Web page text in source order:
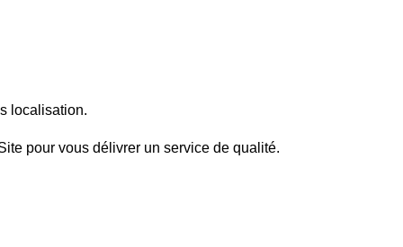
localisation.
pour vous délivrer un service de qualité.